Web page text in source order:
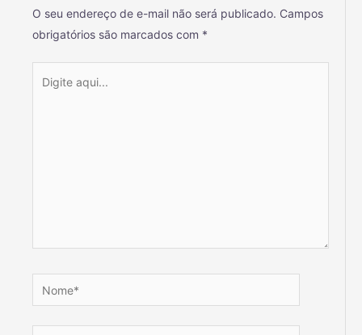
O seu endereço de e-mail não será publicado. Campos
obrigatórios são marcados com *